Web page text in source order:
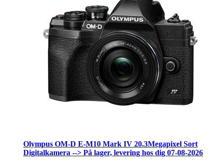
Olympus OM-D E-M10 Mark IV 20.3Megapixel Sort
Digitalkamera --> På lager, levering hos dig 07-08-2026